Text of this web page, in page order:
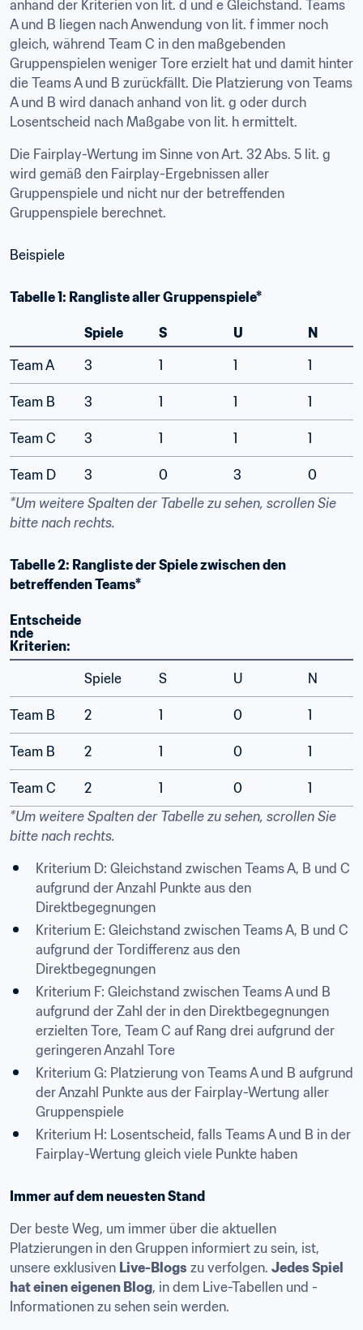
anhand der Kriterien von lit. d und e Gleichstand. Teams
A und B liegen nach Anwendung von lit. f immer noch
gleich, während Team C in den maßgebenden
Gruppenspielen weniger Tore erzielt hat und damit hinter
die Teams A und B zurückfällt. Die Platzierung von Teams
A und B wird danach anhand von lit. g oder durch
Losentscheid nach Maßgabe von lit. h ermittelt.
Die Fairplay-Wertung im Sinne von Art. 32 Abs. 5 lit. g
wird gemäß den Fairplay-Ergebnissen aller
Gruppenspiele und nicht nur der betreffenden
Gruppenspiele berechnet.
Beispiele
Tabelle 1: Rangliste aller Gruppenspiele*
Spiele S U
N
Team A
3 1 1 1
Team B 3 1 1 1
Team C 3 1 1 1
Team D 3 0 3
0
*Um weitere Spalten der Tabelle zu sehen, scrollen Sie
bitte nach rechts.
Tabelle 2: Rangliste der Spiele zwischen den
betreffenden Teams*
Entscheide
nde
Kriterien:
Spiele
S U N
Team B 2 1 0 1
Team B 2 1 0 1
Team C 2 1 0
1
*Um weitere Spalten der Tabelle zu sehen, scrollen Sie
bitte nach rechts.
Kriterium D: Gleichstand zwischen Teams A, B und C
aufgrund der Anzahl Punkte aus den
Direktbegegnungen
Kriterium E: Gleichstand zwischen Teams A, B und C
aufgrund der Tordifferenz aus den
Direktbegegnungen
Kriterium F: Gleichstand zwischen Teams A und B
aufgrund der Zahl der in den Direktbegegnungen
erzielten Tore, Team C auf Rang drei aufgrund der
geringeren Anzahl Tore
Kriterium G: Platzierung von Teams A und B aufgrund
der Anzahl Punkte aus der Fairplay-Wertung aller
Gruppenspiele
Kriterium H: Losentscheid, falls Teams A und B in der
Fairplay-Wertung gleich viele Punkte haben​
Immer auf dem neuesten Stand
Der beste Weg, um immer über die aktuellen
Platzierungen in den Gruppen informiert zu sein, ist,
unsere exklusiven Live-Blogs zu verfolgen. Jedes Spiel
hat einen eigenen Blog, in dem Live-Tabellen und -
Informationen zu sehen sein werden.